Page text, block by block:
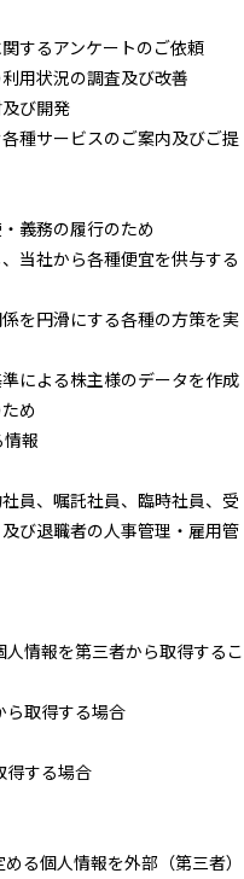
するアンケートのご依頼
用状況の調査及び改善
び開発
種サービスのご案内及びご提
義務の履行のため
当社から各種便宜を供与する
を円滑にする各種の方策を実
による株主様のデータを作成
め
報
員、嘱託社員、臨時社員、受
び退職者の人事管理・雇用管
情報を第三者から取得するこ
取得する場合
する場合
る個人情報を外部（第三者）